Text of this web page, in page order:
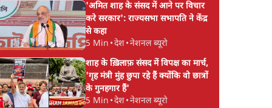
'अमित शाह के संसद में आने पर विचार
करे सरकार': राज्यसभा सभापति ने केंद्र
से कहा
5 Min •देश•नेशनल ब्यूरो
शाह के ख़िलाफ़ संसद में विपक्ष का मार्च,
'गृह मंत्री मुंह छुपा रहे हैं क्योंकि वो छात्रों
के गुनहगार हैं'
5 Min •देश•नेशनल ब्यूरो